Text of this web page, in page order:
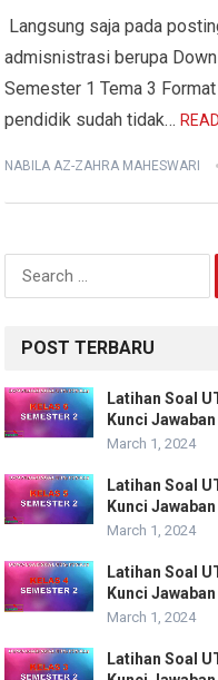
Langsung saja pada
admisnistrasi berupa
Semester 1 Tema 3
pendidik sudah tidak…
NABILA AZ-ZAHRA MAHESWARI
Search
for:
POST TERBARU
Latihan Soal
Kunci
March 1, 2024
Latihan Soal
Kunci
March 1, 2024
Latihan Soal
Kunci
March 1, 2024
Latihan Soal